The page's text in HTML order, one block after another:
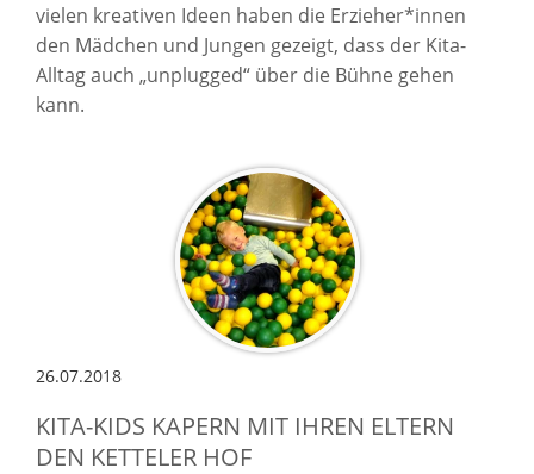
vielen kreativen Ideen haben die Erzieher*innen
den Mädchen und Jungen gezeigt, dass der Kita-
Alltag auch „unplugged“ über die Bühne gehen
kann.
26.07.2018
KITA-KIDS KAPERN MIT IHREN ELTERN
DEN KETTELER HOF